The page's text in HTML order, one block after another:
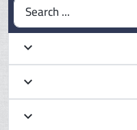
Search ...
keyboard_arrow_down
keyboard_arrow_down
keyboard_arrow_down